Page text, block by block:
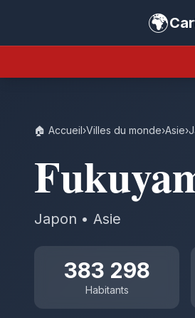
🌍
🏠 Accueil›Villes du monde›Asie›
Japon • Asie
383 298
Habitants